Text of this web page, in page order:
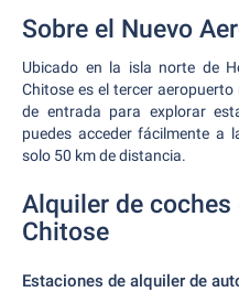
Sobre el Nuevo
Ubicado en la isla norte de
Chitose es el tercer
de entrada para explorar
puedes acceder fácilmente a
solo 50 km de distancia.
Alquiler de
Chitose
Estaciones de alquiler de